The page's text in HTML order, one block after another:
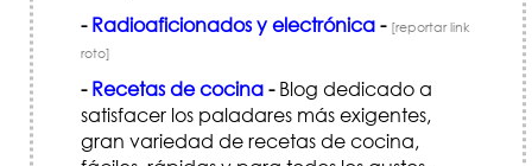
- Radioaficionados y electrónica- [reportar link
roto]
- Recetas de cocina-Blog dedicado a
satisfacer los paladares más exigentes,
gran variedad de recetas de cocina,